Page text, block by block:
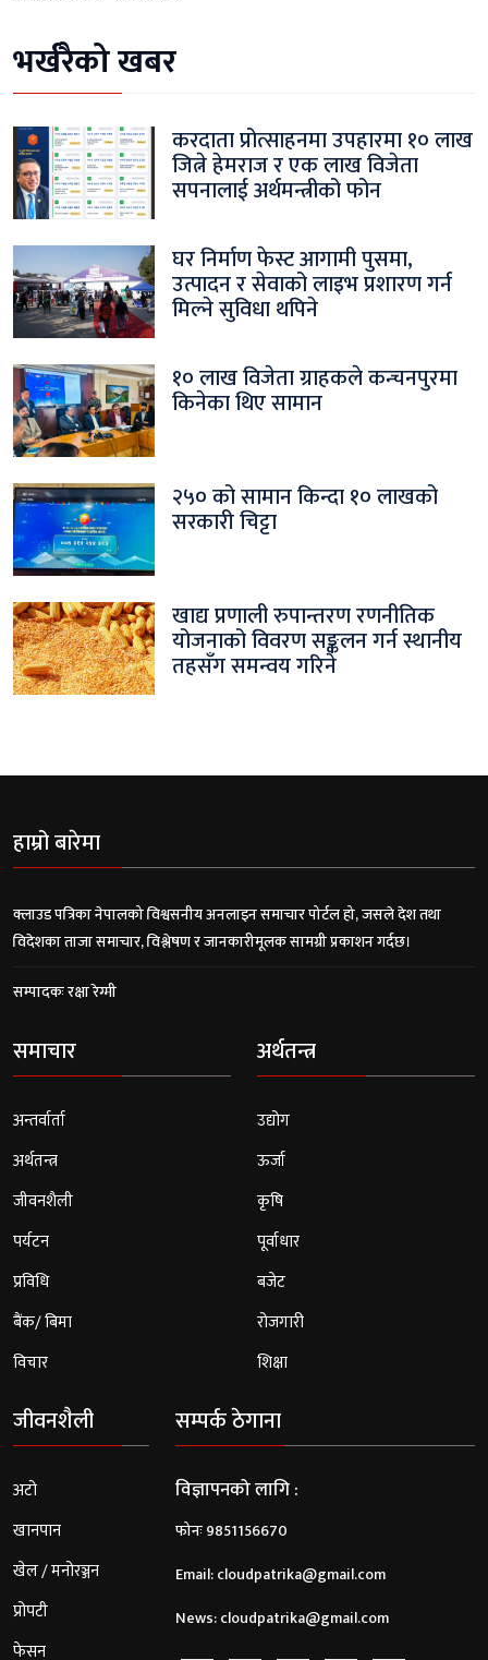
भर्खरैको खबर
करदाता प्रोत्साहनमा उपहारमा १० लाख
जित्ने हेमराज र एक लाख विजेता
सपनालाई अर्थमन्त्रीको फोन
घर निर्माण फेस्ट आगामी पुसमा,
उत्पादन र सेवाको लाइभ प्रशारण गर्न
मिल्ने सुविधा थपिने
१० लाख विजेता ग्राहकले कन्चनपुरमा
किनेका थिए सामान
२५० को सामान किन्दा १० लाखको
सरकारी चिट्टा
खाद्य प्रणाली रुपान्तरण रणनीतिक
योजनाको विवरण सङ्कलन गर्न स्थानीय
तहसँग समन्वय गरिने
हाम्रो बारेमा
क्लाउड पत्रिका नेपालको विश्वसनीय अनलाइन समाचार पोर्टल हो, जसले देश तथा
विदेशका ताजा समाचार, विश्लेषण र जानकारीमूलक सामग्री प्रकाशन गर्दछ।
सम्पादकः रक्षा रेग्मी
समाचार
अन्तर्वार्ता
अर्थतन्त्र
जीवनशैली
पर्यटन
प्रविधि
बैंक/ बिमा
विचार
अर्थतन्त्र
उद्योग
ऊर्जा
कृषि
पूर्वाधार
बजेट
रोजगारी
शिक्षा
जीवनशैली
अटो
खानपान
खेल / मनोरञ्जन
प्रोपटी
फेसन
सम्पर्क ठेगाना
विज्ञापनको लागि :
फोनः 9851156670
Email:cloudpatrika@gmail.com
News:cloudpatrika@gmail.com